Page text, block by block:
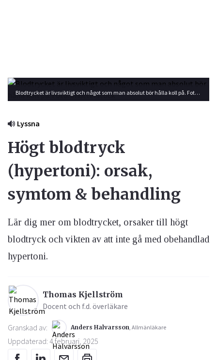
Blodtrycket är livsviktigt och något som man absolut bör hålla koll på. Foto: Shutterstock
Lyssna
Högt blodtryck
(hypertoni): orsak,
symtom & behandling
Lär dig mer om blodtrycket, orsaker till högt
blodtryck och vikten av att inte gå med obehandlad
hypertoni.
Thomas Kjellström
Docent och f.d. överläkare
Granskad av: Anders Halvarsson, Allmänläkare
Uppdaterad: 4 februari, 2025